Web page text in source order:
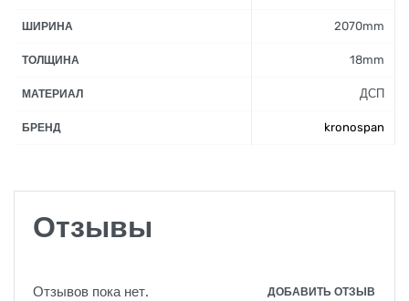
ШИРИНА 2070mm
ТОЛЩИНА 18mm
МАТЕРИАЛ ДСП
БРЕНД kronospan
Отзывы
Отзывов пока нет. ДОБАВИТЬ ОТЗЫВ